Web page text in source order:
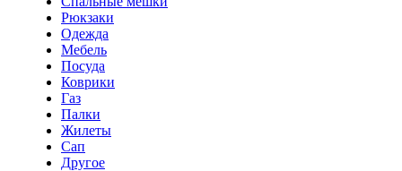
Рюкзаки
Одежда
Мебель
Посуда
Коврики
Газ
Палки
Жилеты
Сап
Другое